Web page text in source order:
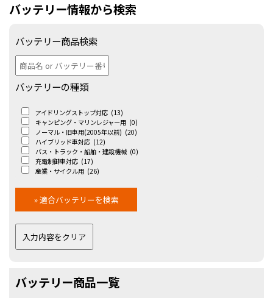
バッテリー情報から検索
バッテリー商品検索
バッテリーの種類
アイドリングストップ対応 (13)
キャンピング・マリンレジャー用 (0)
ノーマル・旧車用(2005年以前) (20)
ハイブリッド車対応 (12)
バス・トラック・船舶・建設機械 (0)
充電制御車対応 (17)
産業・サイクル用 (26)
バッテリー商品一覧